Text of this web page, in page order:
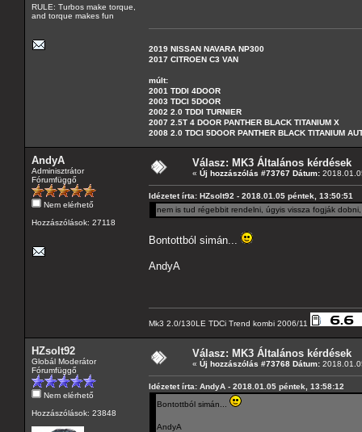
RULE: Turbos make torque,
and torque makes fun
2019 NISSAN NAVARA NP300
2017 CITROEN C3 VAN
múlt:
2001 TDDI 4DOOR
2003 TDCI 5DOOR
2002 2.0 TDDI TURNIER
2007 2.5T 4 DOOR PANTHER BLACK TITANIUM X
2008 2.0 TDCI 5DOOR PANTHER BLACK TITANIUM
AndyA
Adminisztrátor
Fórumfüggő
Nem elérhető
Hozzászólások: 27118
Válasz: MK3 Általános kérdések
« Új hozzászólás #73767 Dátum:
Idézetet írta: HZsolt92 - 2018.01.05 péntek, 13:50:51
nem is tud régebbit rendelni, úgyis vissza fogják
Bontottból simán...
AndyA
Mk3 2.0/130LE TDCi Trend kombi 2006/11
HZsolt92
Globál Moderátor
Fórumfüggő
Nem elérhető
Hozzászólások: 23848
Válasz: MK3 Általános kérdések
« Új hozzászólás #73768 Dátum:
Idézetet írta: AndyA - 2018.01.05 péntek, 13:58:12
Bontottból simán...
AndyA